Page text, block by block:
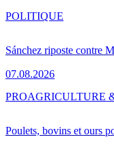
Sánchez riposte contre
07.08.2026
POLITIQUE
Poulets, bovins et ours
PROAGRICULTURE